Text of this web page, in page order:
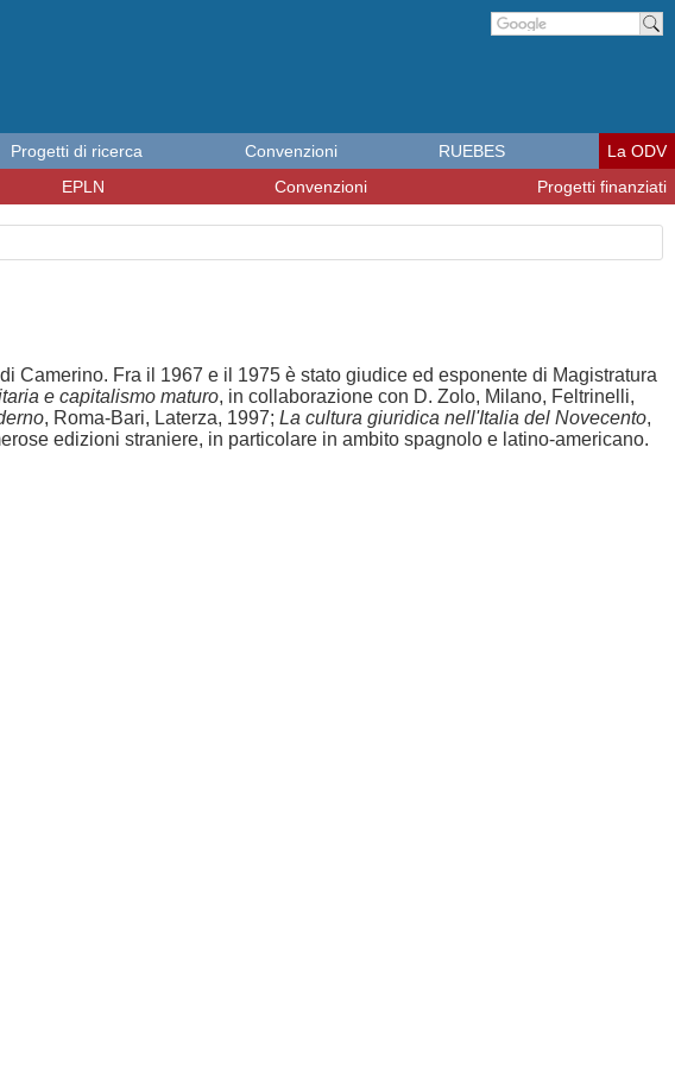
Camerino. Fra il 1967 e il 1975 è stato giudice ed esponente di Magistratura
e capitalismo maturo, in collaborazione con D. Zolo, Milano, Feltrinelli,
, Roma-Bari, Laterza, 1997; La cultura giuridica nell'Italia del Novecento,
edizioni straniere, in particolare in ambito spagnolo e latino-americano.
Progetti di ricerca Convenzioni RUEBES
La ODV
EPLN Convenzioni Progetti finanziati